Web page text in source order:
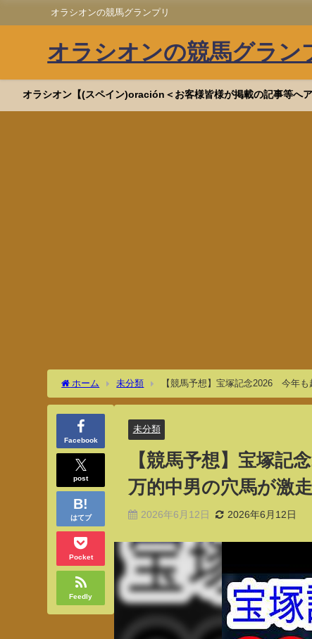
オラシオンの競馬グランプリ
オラシオンの競馬グラン
オラシオン【(スペイン)oración＜お客様皆様が掲載の記事等へ
ホーム 未分類 【競馬予想】宝塚記念2026 今年
Facebook
post
はてブ
Pocket
Feedly
未分類
【競馬予想】宝塚
万的中男の穴馬が激
2026年6月12日 2026年6月12日